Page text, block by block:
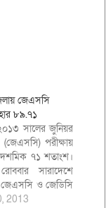
জেএসসি
৮৯.৭১
সালের জুনিয়র
(জেএসসি) পরীক্ষায়
৭১ শতাংশ।
সারাদেশে
জেএসসি ও জেডিসি
ফলাফল। জেলার
2013